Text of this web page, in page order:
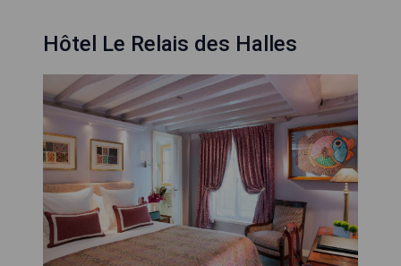
Hôtel Le Relais des Halles